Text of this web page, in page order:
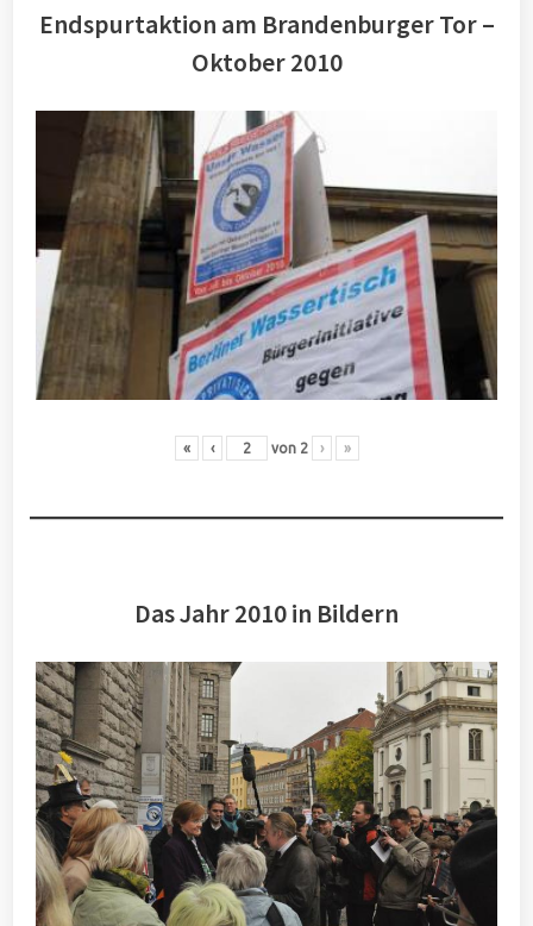
Endspurtaktion am Brandenburger Tor –
Oktober 2010
« ‹ von 2 › »
Das Jahr 2010 in Bildern